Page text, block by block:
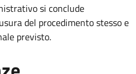
si conclude
del procedimento stesso e
previsto.